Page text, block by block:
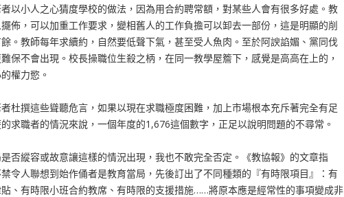
以小人之心猜度學校的做法，因為用合約聘常額，對某些人會有很多好處。教
佈，可以加重工作要求，變相舊人的工作負擔可以卸去一部份，這是明顯的削
。教師每年求續約，自然要低聲下氣，甚至受人魚肉。至於阿諛諂媚、黨同伐
保不會出現。校長操職位生殺之柄，在同一教學屋簷下，感覺是高高在上的，
權力慾。
杜撰這些聳聽危言，如果以現在求職極度困難，加上市場根本充斥著完全有足
求職者的情況來說，一個年度的1,676這個數字，正足以說明問題的不尋常。
否縱容或故意讓這樣的情況出現，我也不敢完全否定。《教協報》的文章指
令人聯想到始作俑者是教育當局，先後訂出了不同種類的『有時限項目』：有
、有時限小班合約教席、有時限的支援措施……將原本應是經常性的事項變成非